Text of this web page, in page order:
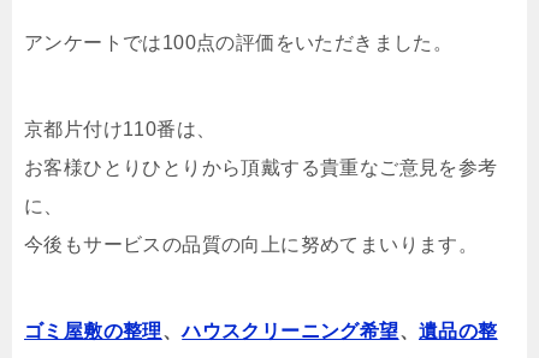
アンケートでは100点の評価をいただきました。
京都片付け110番は、
お客様ひとりひとりから頂戴する貴重なご意見を参考
に、
今後もサービスの品質の向上に努めてまいります。
ゴミ屋敷の整理、ハウスクリーニング希望、遺品の整